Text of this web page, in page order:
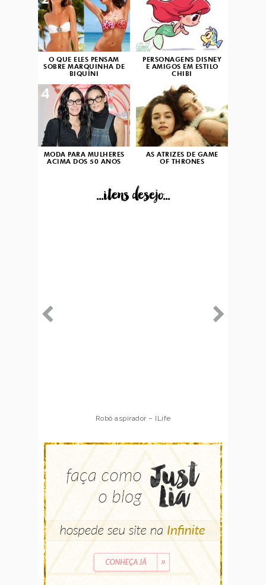
O QUE ELES PENSAM
SOBRE MARQUINHA DE
BIQUÍNI
PERSONAGENS DISNEY
E AMIGOS EM ESTILO
CHIBI
MODA PARA MULHERES
ACIMA DOS 50 ANOS
4
AS ATRIZES DE GAME
OF THRONES
...itens desejo...
Robô aspirador – ILife